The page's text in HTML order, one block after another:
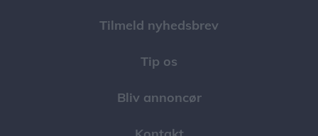
Tilmeld nyhedsbrev
Tip os
Bliv annoncør